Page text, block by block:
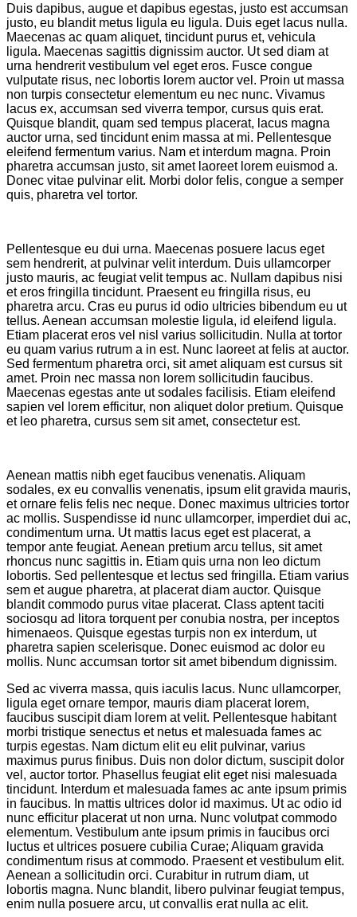
Duis dapibus, augue et dapibus egestas, justo est accumsan
justo, eu blandit metus ligula eu ligula. Duis eget lacus nulla.
Maecenas ac quam aliquet, tincidunt purus et, vehicula
ligula. Maecenas sagittis dignissim auctor. Ut sed diam at
urna hendrerit vestibulum vel eget eros. Fusce congue
vulputate risus, nec lobortis lorem auctor vel. Proin ut massa
non turpis consectetur elementum eu nec nunc. Vivamus
lacus ex, accumsan sed viverra tempor, cursus quis erat.
Quisque blandit, quam sed tempus placerat, lacus magna
auctor urna, sed tincidunt enim massa at mi. Pellentesque
eleifend fermentum varius. Nam et interdum magna. Proin
pharetra accumsan justo, sit amet laoreet lorem euismod a.
Donec vitae pulvinar elit. Morbi dolor felis, congue a semper
quis, pharetra vel tortor.
Pellentesque eu dui urna. Maecenas posuere lacus eget
sem hendrerit, at pulvinar velit interdum. Duis ullamcorper
justo mauris, ac feugiat velit tempus ac. Nullam dapibus nisi
et eros fringilla tincidunt. Praesent eu fringilla risus, eu
pharetra arcu. Cras eu purus id odio ultricies bibendum eu ut
tellus. Aenean accumsan molestie ligula, id eleifend ligula.
Etiam placerat eros vel nisl varius sollicitudin. Nulla at tortor
eu quam varius rutrum a in est. Nunc laoreet at felis at auctor.
Sed fermentum pharetra orci, sit amet aliquam est cursus sit
amet. Proin nec massa non lorem sollicitudin faucibus.
Maecenas egestas ante ut sodales facilisis. Etiam eleifend
sapien vel lorem efficitur, non aliquet dolor pretium. Quisque
et leo pharetra, cursus sem sit amet, consectetur est.
Aenean mattis nibh eget faucibus venenatis. Aliquam
sodales, ex eu convallis venenatis, ipsum elit gravida mauris,
et ornare felis felis nec neque. Donec maximus ultricies tortor
ac mollis. Suspendisse id nunc ullamcorper, imperdiet dui ac,
condimentum urna. Ut mattis lacus eget est placerat, a
tempor ante feugiat. Aenean pretium arcu tellus, sit amet
rhoncus nunc sagittis in. Etiam quis urna non leo dictum
lobortis. Sed pellentesque et lectus sed fringilla. Etiam varius
sem et augue pharetra, at placerat diam auctor. Quisque
blandit commodo purus vitae placerat. Class aptent taciti
sociosqu ad litora torquent per conubia nostra, per inceptos
himenaeos. Quisque egestas turpis non ex interdum, ut
pharetra sapien scelerisque. Donec euismod ac dolor eu
mollis. Nunc accumsan tortor sit amet bibendum dignissim.
Sed ac viverra massa, quis iaculis lacus. Nunc ullamcorper,
ligula eget ornare tempor, mauris diam placerat lorem,
faucibus suscipit diam lorem at velit. Pellentesque habitant
morbi tristique senectus et netus et malesuada fames ac
turpis egestas. Nam dictum elit eu elit pulvinar, varius
maximus purus finibus. Duis non dolor dictum, suscipit dolor
vel, auctor tortor. Phasellus feugiat elit eget nisi malesuada
tincidunt. Interdum et malesuada fames ac ante ipsum primis
in faucibus. In mattis ultrices dolor id maximus. Ut ac odio id
nunc efficitur placerat ut non urna. Nunc volutpat commodo
elementum. Vestibulum ante ipsum primis in faucibus orci
luctus et ultrices posuere cubilia Curae; Aliquam gravida
condimentum risus at commodo. Praesent et vestibulum elit.
Aenean a sollicitudin orci. Curabitur in rutrum diam, ut
lobortis magna. Nunc blandit, libero pulvinar feugiat tempus,
enim nulla posuere arcu, ut convallis erat nulla ac elit.